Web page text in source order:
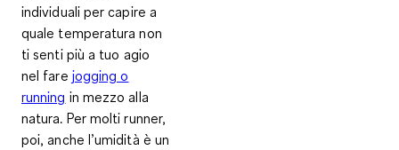
individuali per capire a
quale temperatura non
ti senti più a tuo agio
nel fare jogging o
running in mezzo alla
natura. Per molti runner,
poi, anche l’umidità è un